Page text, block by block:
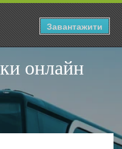
онлайн
Завантажити